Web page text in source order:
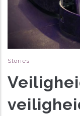
Stories